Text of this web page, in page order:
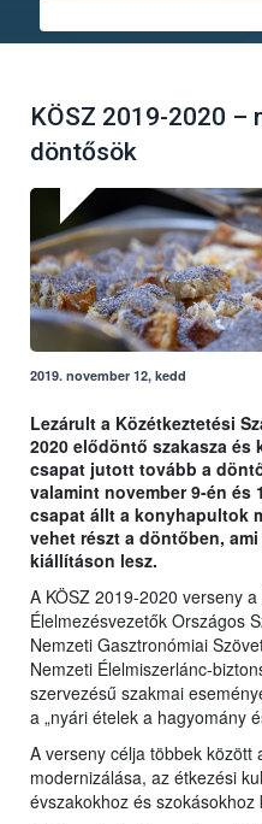
KÖSZ 2019-2020 –
döntősök
2019. november 12, kedd
Lezárult a Közétkeztetési
2020 elődöntő szakasza és
csapat jutott tovább a
valamint november 9-én
csapat állt a konyhapultok
vehet részt a döntőben,
kiállításon lesz.
A KÖSZ 2019-2020 verseny
Élelmezésvezetők Országos
Nemzeti Gasztronómiai
Nemzeti Élelmiszerlánc-
szervezésű szakmai
a „nyári ételek a hagyomány
A verseny célja többek
modernizálása, az étkezési
évszakokhoz és